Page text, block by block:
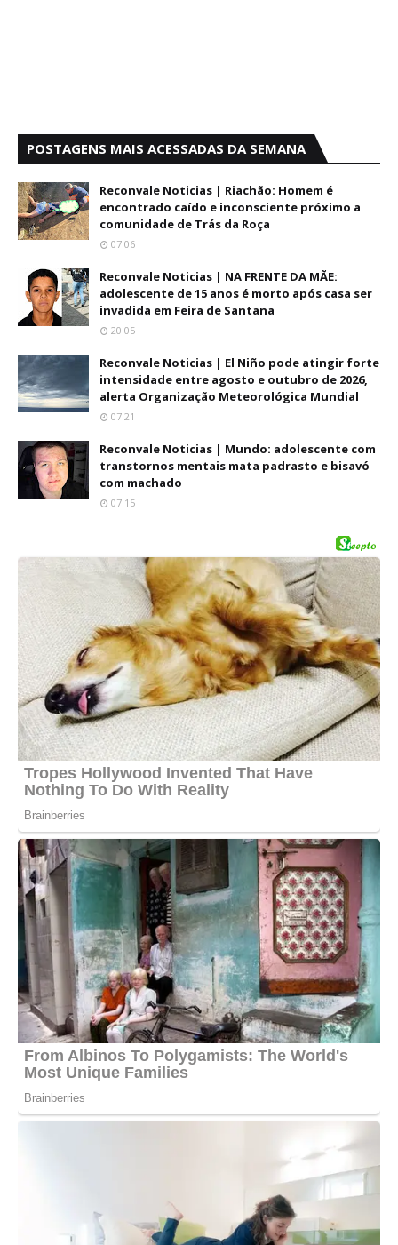
POSTAGENS MAIS ACESSADAS DA SEMANA
Reconvale Noticias | Riachão: Homem é
encontrado caído e inconsciente próximo a
comunidade de Trás da Roça
07:06
Reconvale Noticias | NA FRENTE DA MÃE:
adolescente de 15 anos é morto após casa ser
invadida em Feira de Santana
20:05
Reconvale Noticias | El Niño pode atingir forte
intensidade entre agosto e outubro de 2026,
alerta Organização Meteorológica Mundial
07:21
Reconvale Noticias | Mundo: adolescente com
transtornos mentais mata padrasto e bisavó
com machado
07:15